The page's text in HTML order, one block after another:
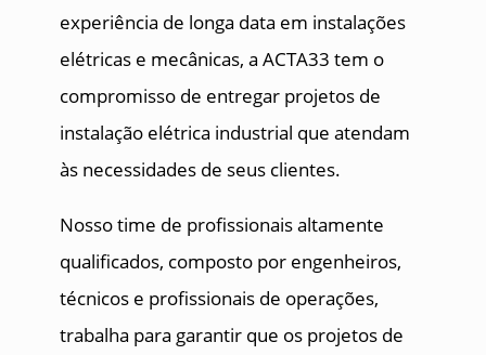
experiência de longa data em instalações
elétricas e mecânicas, a ACTA33 tem o
compromisso de entregar projetos de
instalação elétrica industrial que atendam
às necessidades de seus clientes.
Nosso time de profissionais altamente
qualificados, composto por engenheiros,
técnicos e profissionais de operações,
trabalha para garantir que os projetos de